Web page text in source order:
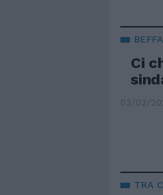
Ci
03/02/
TRA